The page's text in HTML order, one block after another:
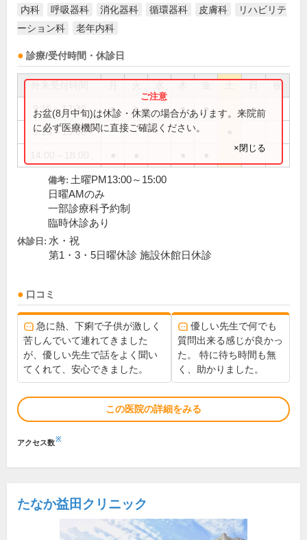
内科 呼吸器科 消化器科 循環器科 皮膚科
リハビリテ
ーション科
老年内科
診療/受付時間・休診日
祝
9:15～12:30 ● ● ● ● ●
9:15～15:00
お盆(8月中旬)は休診・休業の場合があります。来院前
に必ず医療機関に直接ご確認ください。
×閉じる
備考: 土曜PM13:00～15:00
日曜AMのみ
一部診療科予約制
臨時休診あり
休診日: 水・祝
第1・3・5日曜休診 施設休館日休診
口コミ
急に熱、下痢で子供が激しく
苦しんでいて連れてきました
が、優しい先生で話をよく聞い
てくれて、安心できました。
優しい先生で何でも
質問出来る感じが良かっ
た。 特に待ち時間も無
く、助かりました。
この医院の詳細をみる
アクセス数※
たなか益田クリニック